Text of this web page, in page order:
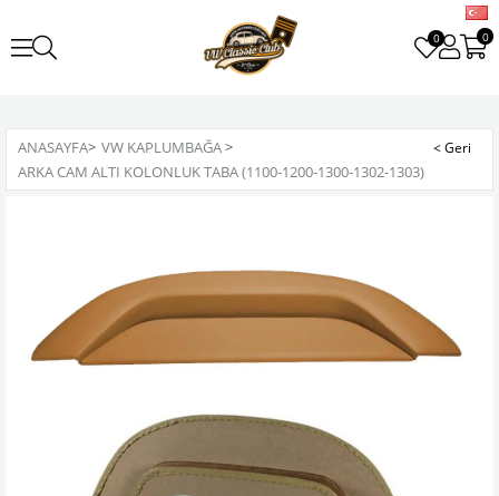
0 0
ANASAYFA> VW KAPLUMBAĞA>
ARKA CAM ALTI KOLONLUK TABA (1100-1200-1300-1302-1303)